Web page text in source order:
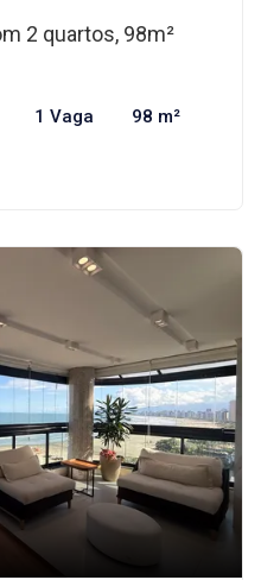
2 quartos, 98m²
1 Vaga 98 m²